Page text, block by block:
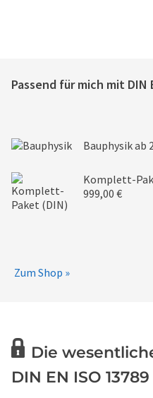
Passend für mich mit DIN
Bauphysikab
Komplett-
999,00 €
Zum Shop »
Die
DIN EN ISO